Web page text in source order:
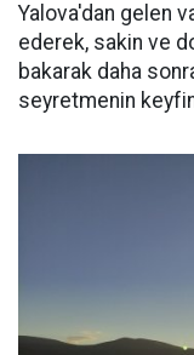
Yalova'dan gelen
ederek, sakin ve
bakarak daha
seyretmenin